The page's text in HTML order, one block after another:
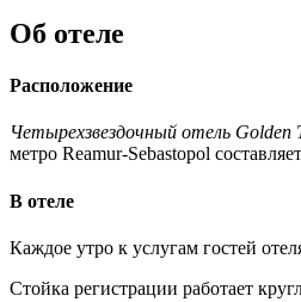
Об отеле
Расположение
Четырехзвездочный отель Golden
метро Reamur-Sebastopol
В отеле
Каждое утро к услугам гостей
Стойка регистрации работает